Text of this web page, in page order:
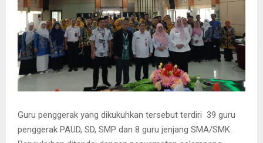
Guru penggerak yang dikukuhkan tersebut terdiri 39 guru
penggerak PAUD, SD, SMP dan 8 guru jenjang SMA/SMK.